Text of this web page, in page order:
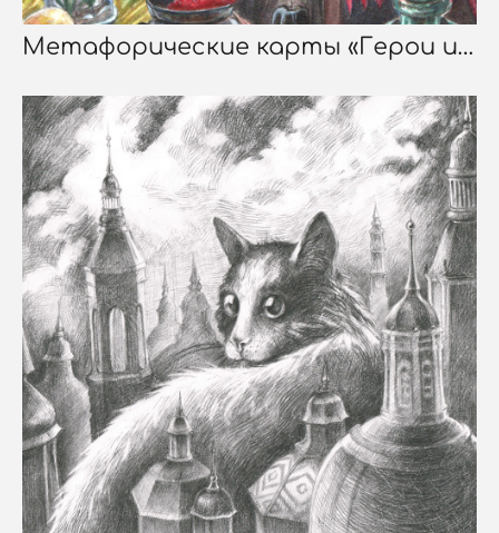
Метафорические карты «Герои и Злодеи»